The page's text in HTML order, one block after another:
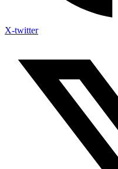
X-twitter